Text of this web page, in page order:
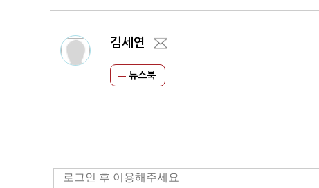
김세연
뉴스북